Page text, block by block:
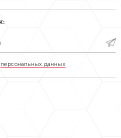
персональных данных